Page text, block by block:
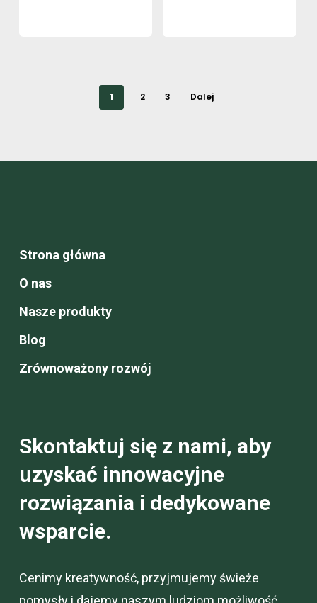
1 2 3 Dalej
Strona główna
O nas
Nasze produkty
Blog
Zrównoważony rozwój
Skontaktuj się z nami, aby
uzyskać innowacyjne
rozwiązania i dedykowane
wsparcie.
Cenimy kreatywność, przyjmujemy świeże